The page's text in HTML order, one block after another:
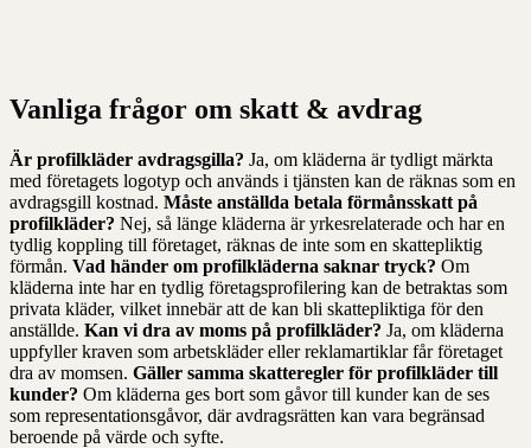
Vanliga frågor om skatt & avdrag
Är profilkläder avdragsgilla? Ja, om kläderna är tydligt märkta
med företagets logotyp och används i tjänsten kan de räknas som en
avdragsgill kostnad. Måste anställda betala förmånsskatt på
profilkläder? Nej, så länge kläderna är yrkesrelaterade och har en
tydlig koppling till företaget, räknas de inte som en skattepliktig
förmån. Vad händer om profilkläderna saknar tryck? Om
kläderna inte har en tydlig företagsprofilering kan de betraktas som
privata kläder, vilket innebär att de kan bli skattepliktiga för den
anställde. Kan vi dra av moms på profilkläder? Ja, om kläderna
uppfyller kraven som arbetskläder eller reklamartiklar får företaget
dra av momsen. Gäller samma skatteregler för profilkläder till
kunder? Om kläderna ges bort som gåvor till kunder kan de ses
som representationsgåvor, där avdragsrätten kan vara begränsad
beroende på värde och syfte.